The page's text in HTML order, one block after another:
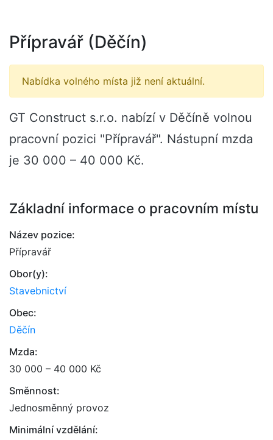
Přípravář (Děčín)
Nabídka volného místa již není aktuální.
GT Construct s.r.o. nabízí v Děčíně volnou
pracovní pozici "Přípravář". Nástupní mzda
je 30 000 – 40 000 Kč.
Základní informace o pracovním místu
Název pozice:
Přípravář
Obor(y):
Stavebnictví
Obec:
Děčín
Mzda:
30 000 – 40 000 Kč
Směnnost:
Jednosměnný provoz
Minimální vzdělání: